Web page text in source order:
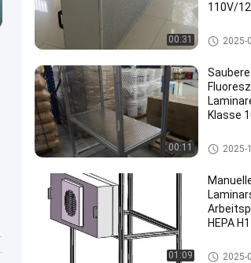
00:31
110V/
FFU-Fan-
2025-
00:11
Klasse
2025-
01:09
HEPA
2025-